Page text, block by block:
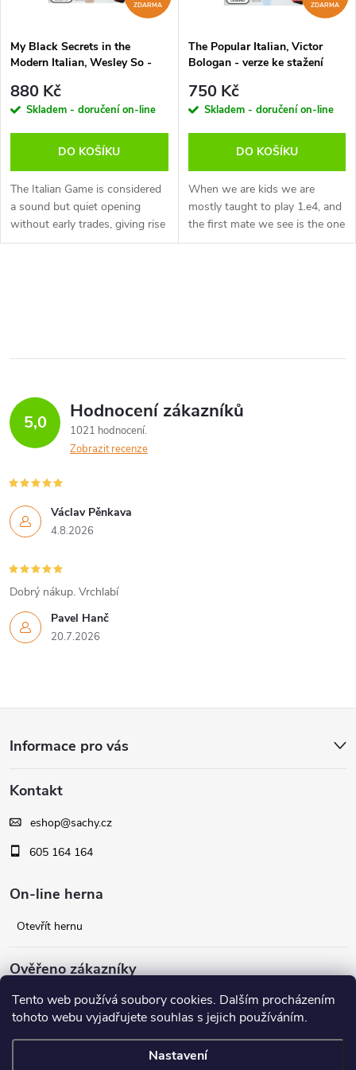
Tento web používá soubory cookies. Dalším procházením
tohoto webu vyjadřujete souhlas s jejich používáním.
Nastavení
p
r
o
d
u
s
p
r
d
u
ů
ZDARMA
My Black Secrets in the
Modern Italian, Wesley So -
880 Kč
Skladem - doručení on-line
DO KOŠÍKU
The Italian Game is considered
a sound but quiet opening
without early trades, giving rise
to rich positions where plans
ZDARMA
The Popular Italian, Victor
Bologan - verze ke stažení
750 Kč
Skladem - doručení on-line
DO KOŠÍKU
When we are kids we are
mostly taught to play 1.e4, and
the first mate we see is the one
with Bc4, Qh5 and Qxf7++. It
l
d
a
c
í
p
r
v
k
v
ý
i
s
u
5,0 Hodnocení zákazníků
1021 hodnocení
Zobrazit recenze
Václav Pěnkava
4.8.2026
Pavel Hanč
20.7.2026
Dobrý nákup. Vrchlabí
p
a
Informace pro vás
Kontakt
eshop@sachy.cz
605 164 164
On-line herna
Otevřít hernu
Ověřeno zákazníky
Facebook